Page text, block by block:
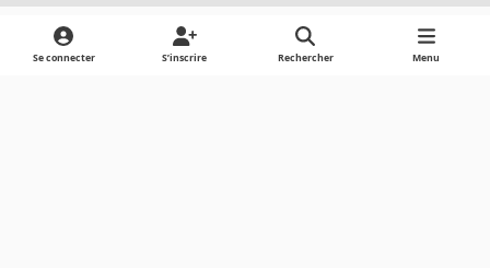
Partager
Se connecter S’inscrire Rechercher Menu